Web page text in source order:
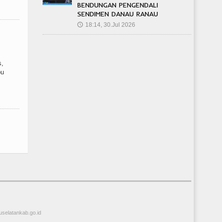
BENDUNGAN PENGENDALI
SENDIMEN DANAU RANAU
🕔 18:14, 30.Jul 2026